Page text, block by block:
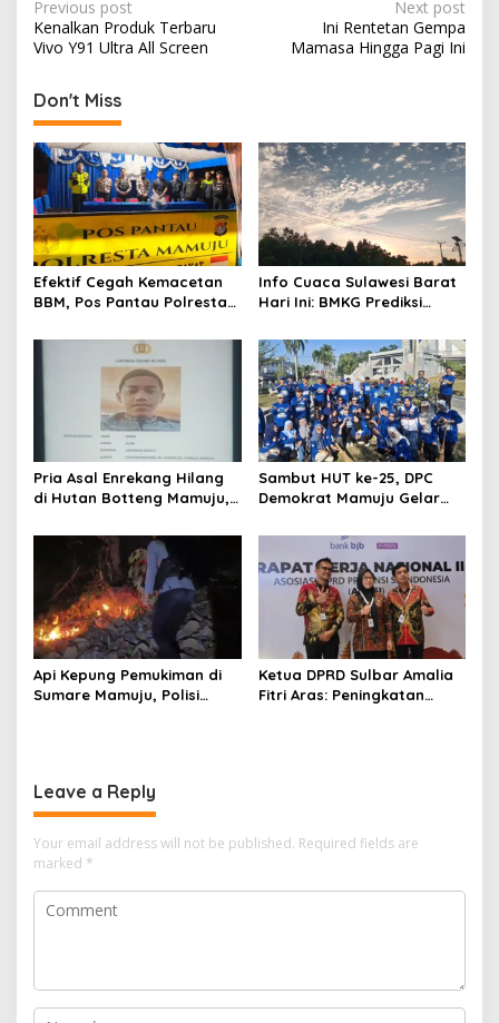
P
o
t
n
a
v
i
g
a
o
n
Previous post
Kenalkan Produk Terbaru
Vivo Y91 Ultra All Screen
Next post
Ini Rentetan Gempa
Mamasa Hingga Pagi Ini
Don't Miss
Efektif Cegah Kemacetan
BBM, Pos Pantau Polresta
SPBU Kali Mamuju
Info Cuaca Sulawesi Barat
Hari Ini: BMKG Prediksi
Pria Asal Enrekang Hilang
di Hutan Botteng Mamuju,
Kelaparan ke Istri
Sambut HUT ke-25, DPC
Demokrat Mamuju Gelar
Indonesia Asri
Api Kepung Pemukiman di
Sumare Mamuju, Polisi
Ketua DPRD Sulbar Amalia
Fitri Aras: Peningkatan
Leave a Reply
Your email address will not be published. Required fields are
marked *